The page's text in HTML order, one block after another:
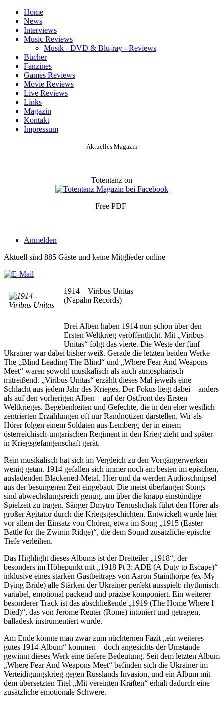
Home
News
Interviews
Music Reviews
Musik - DVD & Blu-ray - Reviews
Bücher
Fanzines
Games Reviews
Movie Reviews
Live Reviews
Links
Magazin
Kontakt
Impressum
Aktuelles Magazin
Totentanz on
Free PDF
Anmelden
Aktuell sind 885 Gäste und keine Mitglieder online
1914 – Viribus Unitas
(Napalm Records)
Drei Alben haben 1914 nun schon über den
Ersten Weltkrieg veröffentlicht. Mit „Viribus
Unitas“ folgt das vierte. Die Weste der fünf
Ukrainer war dabei bisher weiß. Gerade die letzten beiden Werke
The „Blind Leading The Blind“ und „Where Fear And Weapons
Meet“ waren sowohl musikalisch als auch atmosphärisch
mitreißend. „Viribus Unitas“ erzählt dieses Mal jeweils eine
Schlacht aus jedem Jahr des Krieges. Der Fokus liegt dabei – anders
als auf den vorherigen Alben – auf der Ostfront des Ersten
Weltkrieges. Begebenheiten und Gefechte, die in den eher westlich
zentrierten Erzählungen oft nur Randnotizen darstellen. Wir als
Hörer folgen einem Soldaten aus Lemberg, der in einem
österreichisch-ungarischen Regiment in den Krieg zieht und später
in Kriegsgefangenschaft gerät.
Rein musikalisch hat sich im Vergleich zu den Vorgängerwerken
wenig getan. 1914 gefallen sich immer noch am besten im epischen,
ausladenden Blackened-Metal. Hier und da werden Audioschnipsel
aus der besungenen Zeit eingebaut. Die meist überlangen Songs
sind abwechslungsreich genug, um über die knapp einstündige
Spielzeit zu tragen. Sänger Dmytro Ternushchak führt den Hörer als
großer Agitator durch die Kriegsgeschichten. Entwickelt wurde hier
vor allem der Einsatz von Chören, etwa im Song „1915 (Easter
Battle for the Zwinin Ridge)“, die dem Sound zusätzliche epische
Tiefe verleihen.
Das Highlight dieses Albums ist der Dreiteiler „1918“, der
besonders im Höhepunkt mit „1918 Pt 3: ADE (A Duty to Escape)“
inklusive eines starken Gastbeitrags von Aaron Stainthorpe (ex-My
Dying Bride) alle Stärken der Ukrainer perfekt ausspielt: rhythmisch
variabel, emotional packend und präzise komponiert. Ein weiterer
besonderer Track ist das abschließende „1919 (The Home Where I
Died)“, das von Jerome Reuter (Rome) intoniert und getragen,
balladesk instrumentiert wurde.
Am Ende könnte man zwar zum nüchternen Fazit „ein weiteres
gutes 1914-Album“ kommen – doch angesichts der Umstände
gewinnt dieses Werk eine tiefere Bedeutung. Seit dem letzten Album
„Where Fear And Weapons Meet“ befinden sich die Ukrainer im
Verteidigungskrieg gegen Russlands Invasion, und ein Album mit
dem übersetzten Titel „Mit vereinten Kräften“ erhält dadurch eine
zusätzliche emotionale Schwere.